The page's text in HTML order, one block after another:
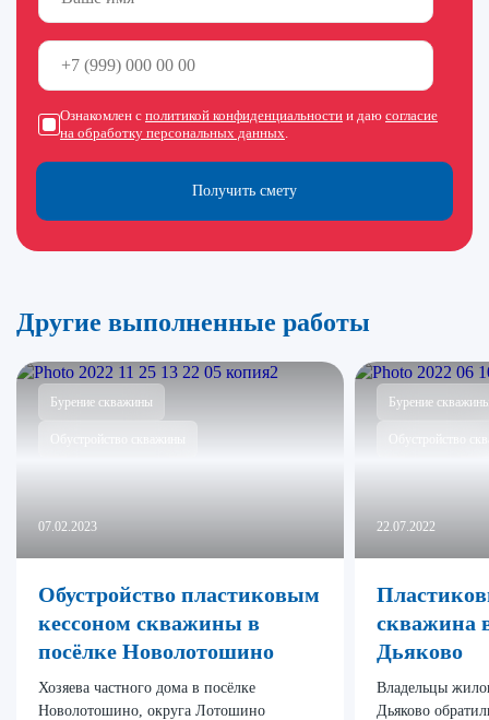
Получить смету
Ознакомлен с политикой конфиденциальности и даю согласие
на обработку персональных данных.
Другие выполненные работы
Бурение скважины
07.02.2023
Обустройство пластиковым
кессоном скважины в
посёлке Новолотошино
Хозяева частного дома в посёлке
Новолотошино, округа Лотошино
Бурение
Обустройство
22.07.2022
скважина
Дьяково
Владельцы
Дьяково